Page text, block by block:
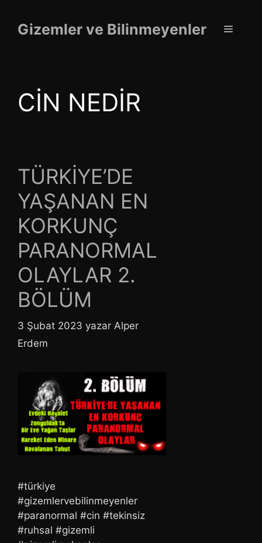
Gizemler ve Bilinmeyenler Menü
CİN NEDİR
TÜRKİYE’DE
YAŞANAN EN
KORKUNÇ
PARANORMAL
OLAYLAR 2.
BÖLÜM
3 Şubat 2023 yazar Alper
Erdem
#türkiye
#gizemlervebilinmeyenler
#paranormal #cin #tekinsiz
#ruhsal #gizemli